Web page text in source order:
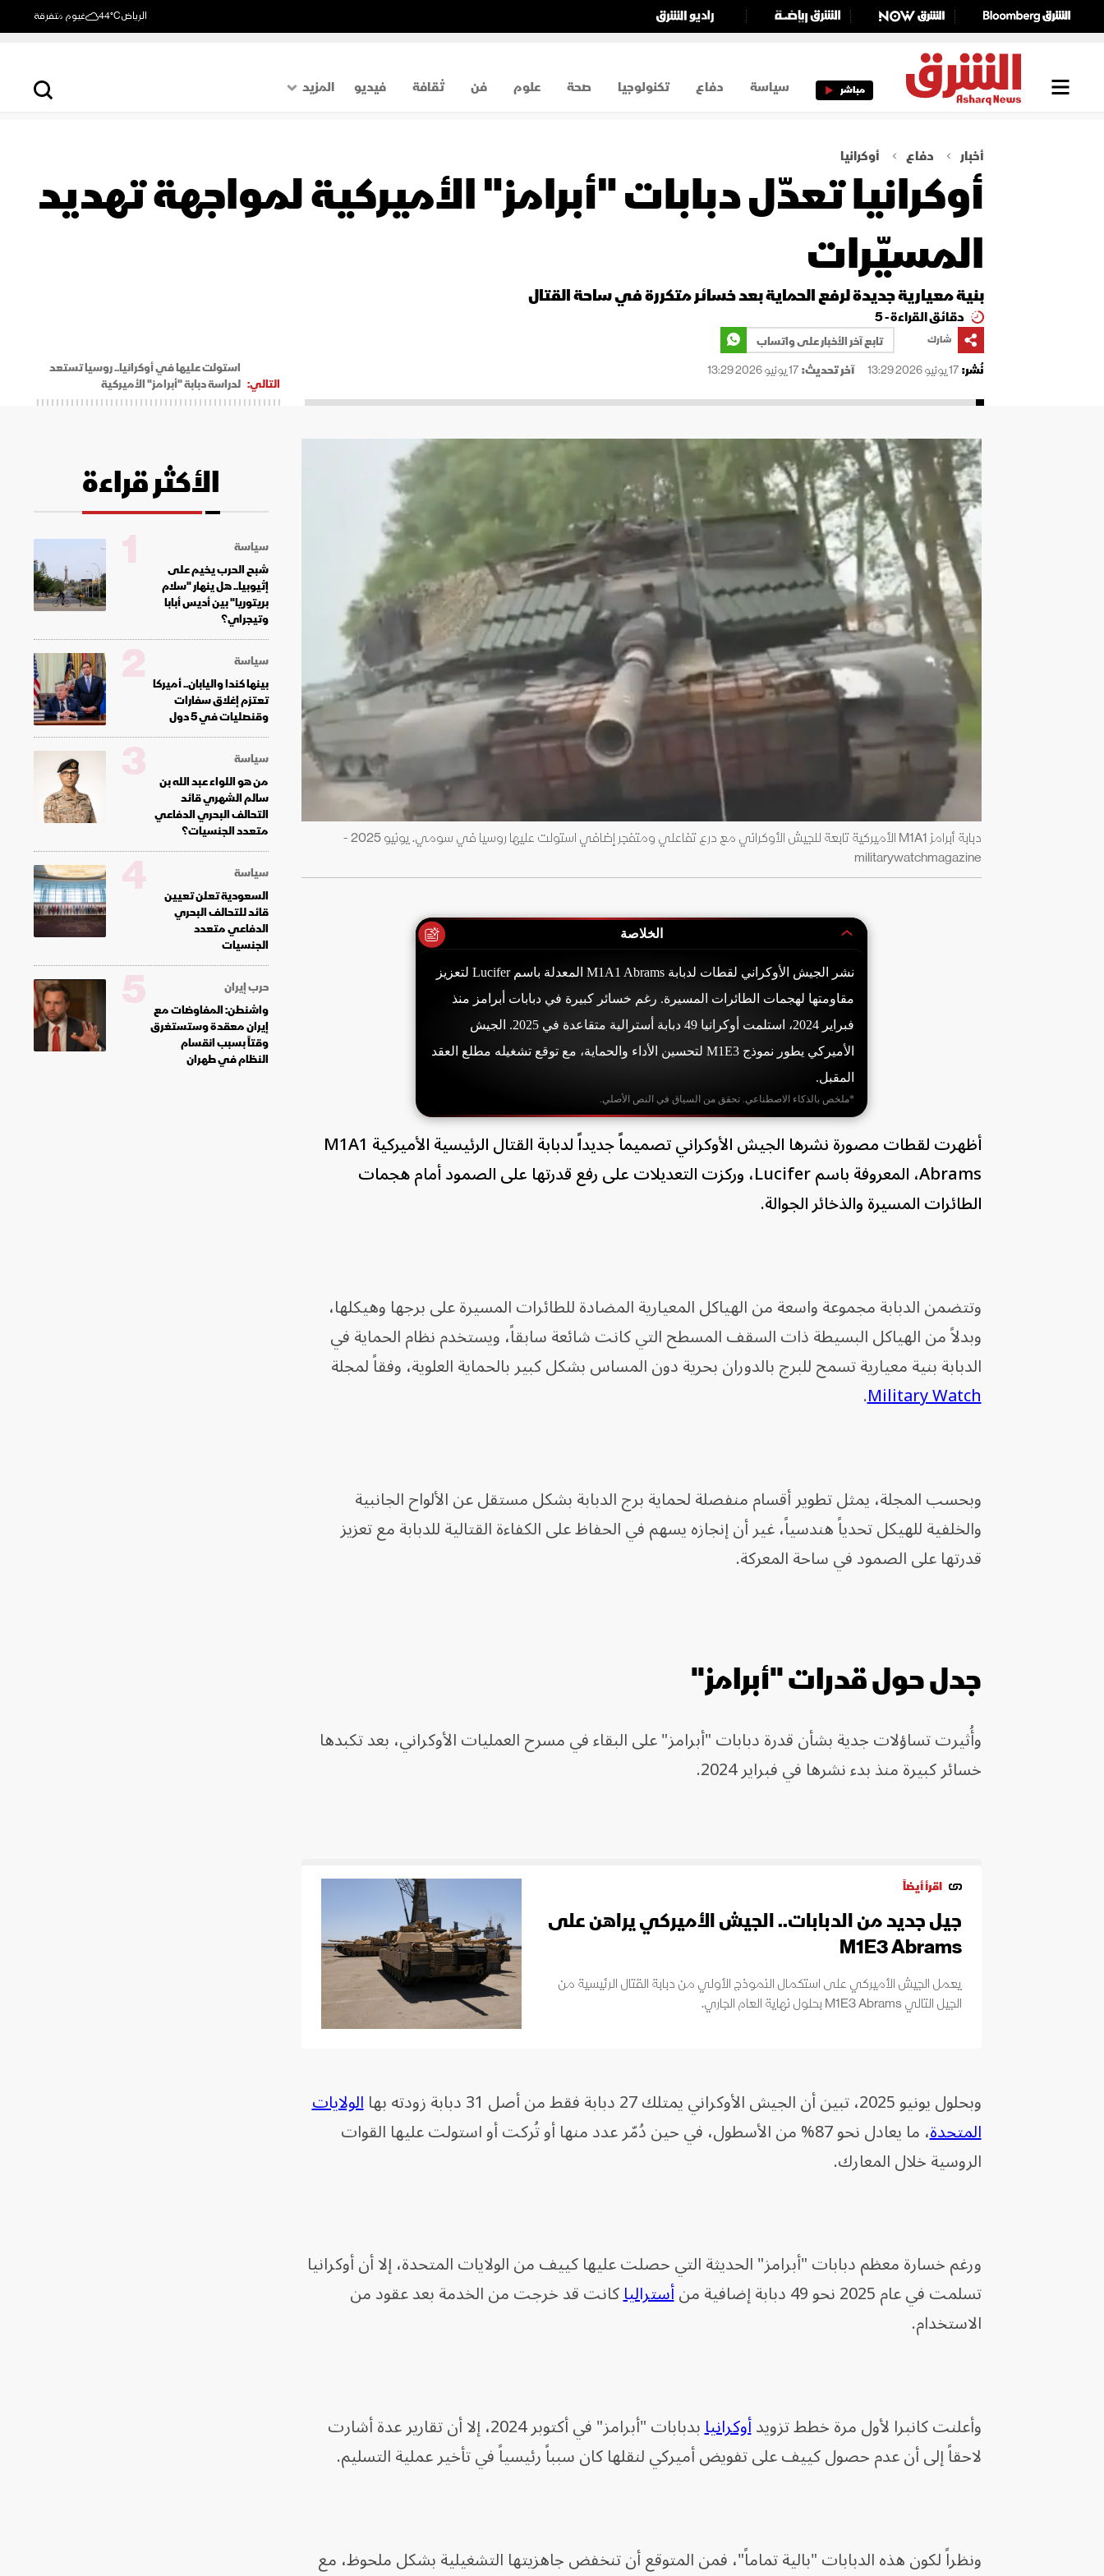
الرياض44°C غيوم متفرقة
مباشر سياسة دفاع تكنولوجيا صحة علوم فن ثقافة فيديو
المزيد
اقتصاد
أخبار دفاع أوكرانيا
أوكرانيا تعدّل دبابات "أبرامز" الأميركية لمواجهة تهديد
المسيّرات
بنية معيارية جديدة لرفع الحماية بعد خسائر متكررة في ساحة القتال
دقائق القراءة - 5
شارك
تابع آخر الأخبار على واتساب
نُشر:17 يونيو 2026 13:29 آخر تحديث:17 يونيو 2026 13:29
التالي:
استولت عليها في أوكرانيا.. روسيا تستعد
لدراسة دبابة "أبرامز" الأميركية
دبابة أبرامز M1A1 الأميركية تابعة للجيش الأوكراني مع درع تفاعلي ومتفجر إضافي استولت عليها روسيا في سومي. يونيو 2025 -
militarywatchmagazine
الخلاصة
نشر الجيش الأوكراني لقطات لدبابة M1A1 Abrams المعدلة باسم Lucifer لتعزيز
مقاومتها لهجمات الطائرات المسيرة. رغم خسائر كبيرة في دبابات أبرامز منذ
فبراير 2024، استلمت أوكرانيا 49 دبابة أسترالية متقاعدة في 2025. الجيش
الأميركي يطور نموذج M1E3 لتحسين الأداء والحماية، مع توقع تشغيله مطلع العقد
المقبل.
*ملخص بالذكاء الاصطناعي. تحقق من السياق في النص الأصلي.
أظهرت لقطات مصورة نشرها الجيش الأوكراني تصميماً جديداً لدبابة القتال الرئيسية الأميركية M1A1
Abrams، المعروفة باسم Lucifer، وركزت التعديلات على رفع قدرتها على الصمود أمام هجمات
الطائرات المسيرة والذخائر الجوالة.
وتتضمن الدبابة مجموعة واسعة من الهياكل المعيارية المضادة للطائرات المسيرة على برجها وهيكلها،
وبدلاً من الهياكل البسيطة ذات السقف المسطح التي كانت شائعة سابقاً، ويستخدم نظام الحماية في
الدبابة بنية معيارية تسمح للبرج بالدوران بحرية دون المساس بشكل كبير بالحماية العلوية، وفقاً لمجلة
Military Watch
.
وبحسب المجلة، يمثل تطوير أقسام منفصلة لحماية برج الدبابة بشكل مستقل عن الألواح الجانبية
والخلفية للهيكل تحدياً هندسياً، غير أن إنجازه يسهم في الحفاظ على الكفاءة القتالية للدبابة مع تعزيز
قدرتها على الصمود في ساحة المعركة.
جدل حول قدرات "أبرامز"
وأُثيرت تساؤلات جدية بشأن قدرة دبابات "أبرامز" على البقاء في مسرح العمليات الأوكراني، بعد تكبدها
خسائر كبيرة منذ بدء نشرها في فبراير 2024.
اقرأ أيضاً
جيل جديد من الدبابات.. الجيش الأميركي يراهن على
M1E3 Abrams
يعمل الجيش الأميركي على استكمال النموذج الأولي من دبابة القتال الرئيسية من
الجيل التالي M1E3 Abrams بحلول نهاية العام الجاري.
وبحلول يونيو 2025، تبين أن الجيش الأوكراني يمتلك 27 دبابة فقط من أصل 31 دبابة زودته بها
الولايات
المتحدة
، ما يعادل نحو 87% من الأسطول، في حين دُمّر عدد منها أو تُركت أو استولت عليها القوات
الروسية خلال المعارك.
ورغم خسارة معظم دبابات "أبرامز" الحديثة التي حصلت عليها كييف من الولايات المتحدة، إلا أن أوكرانيا
تسلمت في عام 2025 نحو 49 دبابة إضافية من
أسترالياكانت قد خرجت من الخدمة بعد عقود من
الاستخدام.
وأعلنت كانبرا لأول مرة خطط تزويدأوكرانيا
بدبابات "أبرامز" في أكتوبر 2024، إلا أن تقارير عدة أشارت
لاحقاً إلى أن عدم حصول كييف على تفويض أميركي لنقلها كان سبباً رئيسياً في تأخير عملية التسليم.
ونظراً لكون هذه الدبابات "بالية تماماً"، فمن المتوقع أن تنخفض جاهزيتها التشغيلية بشكل ملحوظ، مع
الأكثر قراءة
سياسة
شبح الحرب يخيم على
إثيوبيا.. هل ينهار "سلام
بريتوريا" بين أديس أبابا
وتيجراي؟
1
سياسة
بينها كندا واليابان.. أميركا
تعتزم إغلاق سفارات
وقنصليات في 5 دول
2
سياسة
من هو اللواء عبد الله بن
سالم الشهري قائد
التحالف البحري الدفاعي
متعدد الجنسيات؟
3
سياسة
السعودية تعلن تعيين
قائد للتحالف البحري
الدفاعي متعدد
الجنسيات
4
حرب إيران
واشنطن: المفاوضات مع
إيران معقدة وستستغرق
وقتاً بسبب انقسام
النظام في طهران
5